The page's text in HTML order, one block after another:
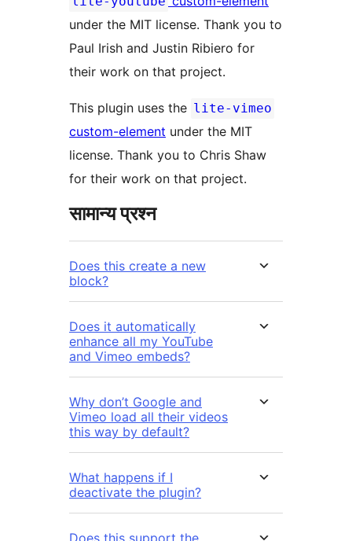
under the MIT license. Thank you to
Paul Irish and Justin Ribiero for
their work on that project.
This plugin uses the lite-vimeo
custom-element under the MIT
license. Thank you to Chris Shaw
for their work on that project.
सामान्य प्रश्न
Does this create a new
block?
Does it automatically
enhance all my YouTube
and Vimeo embeds?
Why don’t Google and
Vimeo load all their videos
this way by default?
What happens if I
deactivate the plugin?
Does this support the